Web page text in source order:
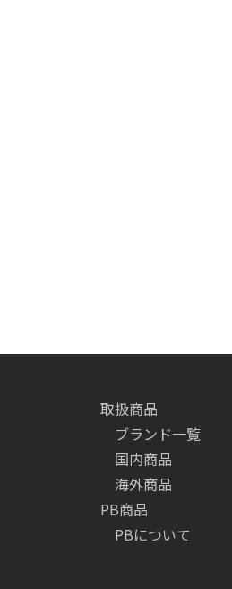
取扱商品
ブランド一覧
国内商品
海外商品
PB商品
PBについて